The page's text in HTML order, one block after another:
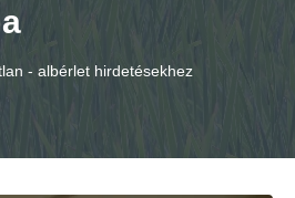
- albérlet hirdetésekhez